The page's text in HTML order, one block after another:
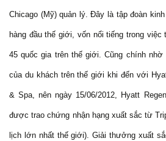
Chicago (Mỹ) quản lý. Đây là tập đoàn
hàng đầu thế giới, vốn nổi tiếng trong việc
45 quốc gia trên thế giới. Cũng chính
của du khách trên thế giới khi đến với
& Spa, nên ngày 15/06/2012, Hyatt
được trao chứng nhận hạng xuất sắc từ
lịch lớn nhất thế giới). Giải thưởng xuất